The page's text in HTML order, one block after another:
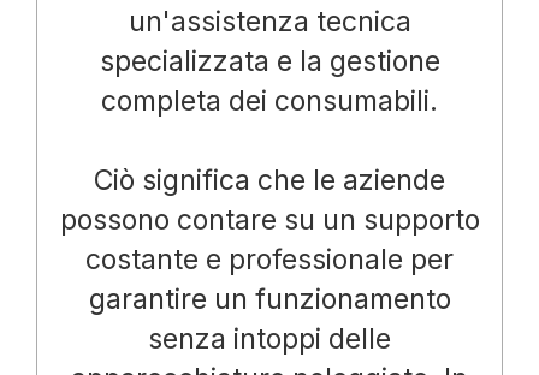
un'assistenza tecnica
specializzata e la gestione
completa dei consumabili.
Ciò significa che le aziende
possono contare su un supporto
costante e professionale per
garantire un funzionamento
senza intoppi delle